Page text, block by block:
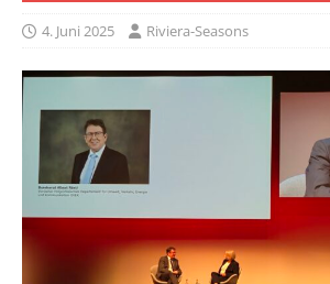
4. Juni 2025 Riviera-Seasons